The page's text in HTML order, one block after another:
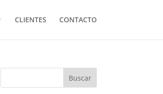
CLIENTES CONTACTO